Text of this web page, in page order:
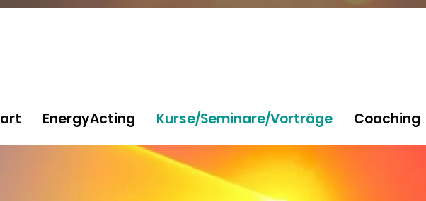
EnergyActing Kurse/Seminare/Vorträge Coaching